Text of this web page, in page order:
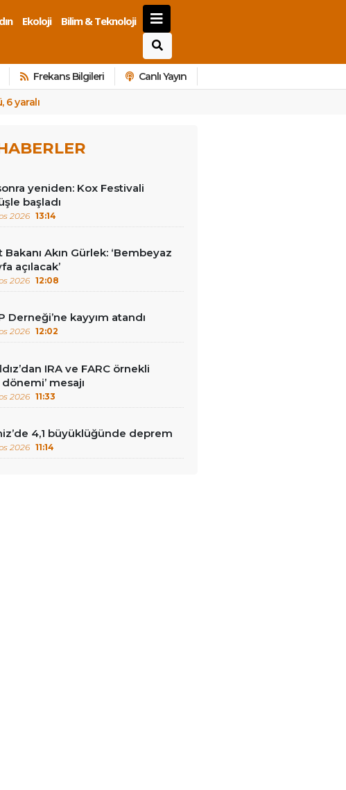
Ekoloji
Bilim & Teknoloji
Frekans Bilgileri Canlı Yayın
6 yaralı
yeniden: Kox Festivali
başladı
2026 13:14
Akın Gürlek: ‘Bembeyaz
açılacak’
2026 12:08
Derneği’ne kayyım atandı
2026 12:02
IRA ve FARC örnekli
dönemi’ mesajı
2026 11:33
4,1 büyüklüğünde deprem
2026 11:14